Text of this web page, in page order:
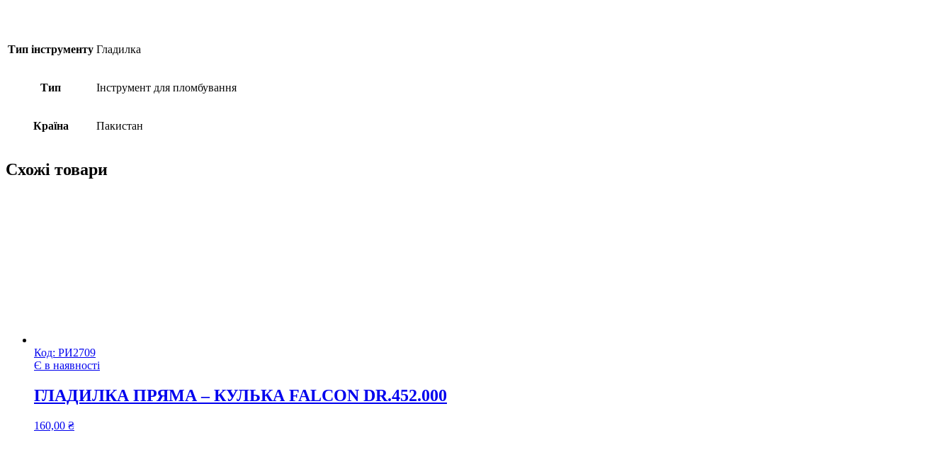
Тип інструменту Гладилка
Тип Інструмент для пломбування
Країна Пакистан
Схожі товари
Код: РИ2709
Є в наявності
ГЛАДИЛКА ПРЯМА – КУЛЬКА FALCON DR.452.000
160,00 ₴